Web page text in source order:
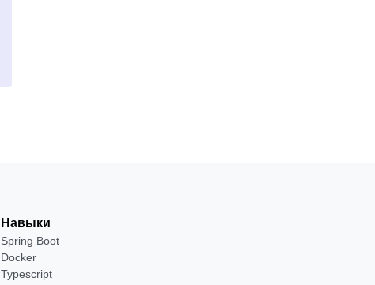
Навыки
Spring Boot
Docker
Typescript